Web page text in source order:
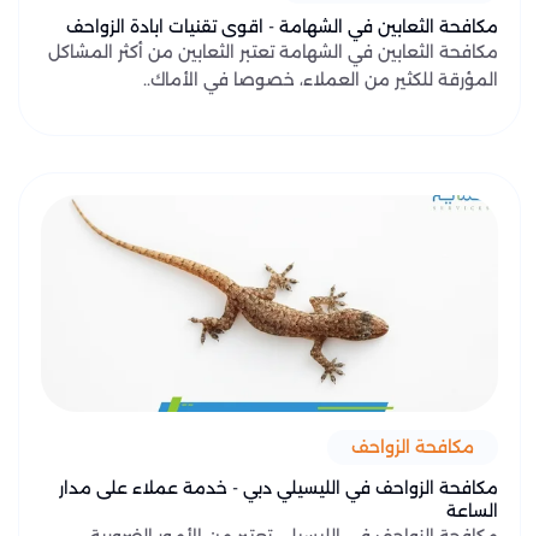
مكافحة الثعابين في الشهامة - اقوى تقنيات ابادة الزواحف
مكافحة الثعابين في الشهامة تعتبر الثعابين من أكثر المشاكل
المؤرقة للكثير من العملاء، خصوصا في الأماك..
مكافحة الزواحف
مكافحة الزواحف في الليسيلي دبي - خدمة عملاء على مدار
الساعة